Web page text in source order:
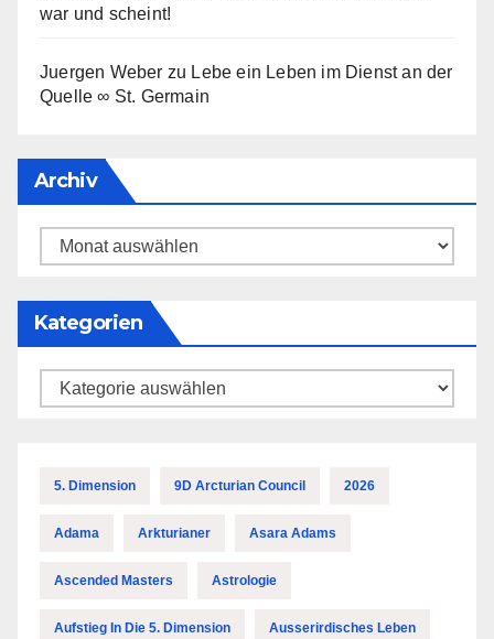
war und scheint!
Juergen Weber zu Lebe ein Leben im Dienst an der
Quelle ∞ St. Germain
Archiv
Archiv
Kategorien
Kategorien
5. Dimension 9D Arcturian Council 2026
Adama Arkturianer Asara Adams
Ascended Masters Astrologie
Aufstieg In Die 5. Dimension Ausserirdisches Leben